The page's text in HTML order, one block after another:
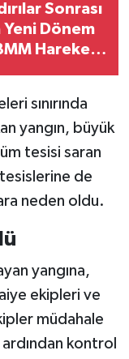
Sonrası
Dönem
Harekete
sınırında
yangın, büyük
tesisi saran
de
neden oldu.
yangına,
ekipleri ve
müdahale
kontrol